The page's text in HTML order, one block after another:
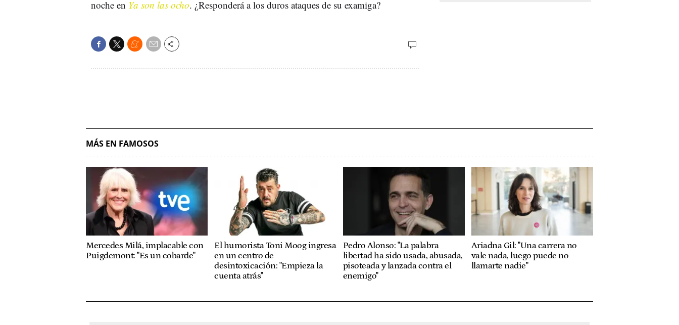
noche en Ya son las ocho. ¿Responderá a los duros ataques de su examiga?
MÁS EN FAMOSOS
Mercedes Milá, implacable con
Puigdemont: "Es un cobarde"
El humorista Toni Moog ingresa
en un centro de
desintoxicación: "Empieza la
cuenta atrás"
Pedro Alonso: "La palabra
libertad ha sido usada, abusada,
pisoteada y lanzada contra el
enemigo"
Ariadna Gil: "Una carrera no
vale nada, luego puede no
llamarte nadie"